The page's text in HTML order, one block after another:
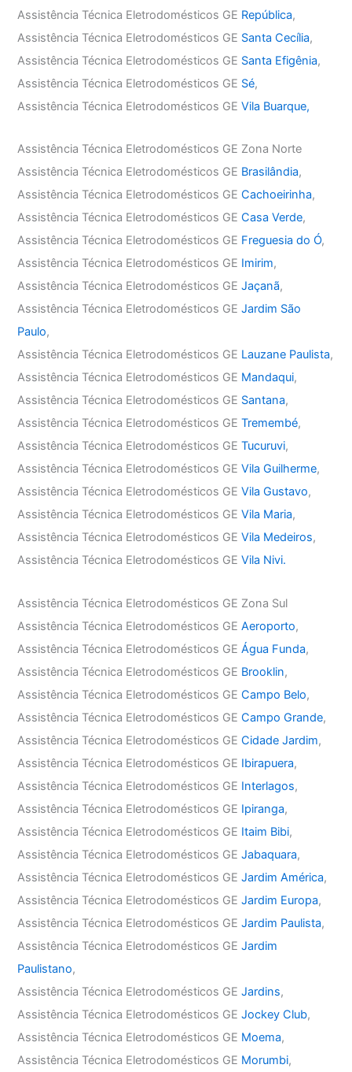
Assistência Técnica Eletrodomésticos GE República,
Assistência Técnica Eletrodomésticos GE Santa Cecília,
Assistência Técnica Eletrodomésticos GE Santa Efigênia,
Assistência Técnica Eletrodomésticos GE Sé,
Assistência Técnica Eletrodomésticos GEVila Buarque,
Assistência Técnica Eletrodomésticos GE Zona Norte
Assistência Técnica Eletrodomésticos GE Brasilândia,
Assistência Técnica Eletrodomésticos GECachoeirinha,
Assistência Técnica Eletrodomésticos GECasa Verde,
Assistência Técnica Eletrodomésticos GE Freguesia do Ó,
Assistência Técnica Eletrodomésticos GE Imirim,
Assistência Técnica Eletrodomésticos GEJaçanã,
Assistência Técnica Eletrodomésticos GEJardim São
Paulo,
Assistência Técnica Eletrodomésticos GE Lauzane Paulista,
Assistência Técnica Eletrodomésticos GE Mandaqui,
Assistência Técnica Eletrodomésticos GE Santana,
Assistência Técnica Eletrodomésticos GETremembé,
Assistência Técnica Eletrodomésticos GETucuruvi,
Assistência Técnica Eletrodomésticos GEVila Guilherme,
Assistência Técnica Eletrodomésticos GEVila Gustavo,
Assistência Técnica Eletrodomésticos GEVila Maria,
Assistência Técnica Eletrodomésticos GEVila Medeiros,
Assistência Técnica Eletrodomésticos GEVila Nivi.
Assistência Técnica Eletrodomésticos GE Zona Sul
Assistência Técnica Eletrodomésticos GEAeroporto,
Assistência Técnica Eletrodomésticos GEÁgua Funda,
Assistência Técnica Eletrodomésticos GE Brooklin,
Assistência Técnica Eletrodomésticos GECampo Belo,
Assistência Técnica Eletrodomésticos GECampo Grande,
Assistência Técnica Eletrodomésticos GECidade Jardim,
Assistência Técnica Eletrodomésticos GE Ibirapuera,
Assistência Técnica Eletrodomésticos GE Interlagos,
Assistência Técnica Eletrodomésticos GE Ipiranga,
Assistência Técnica Eletrodomésticos GE Itaim Bibi,
Assistência Técnica Eletrodomésticos GEJabaquara,
Assistência Técnica Eletrodomésticos GEJardim América,
Assistência Técnica Eletrodomésticos GEJardim Europa,
Assistência Técnica Eletrodomésticos GEJardim Paulista,
Assistência Técnica Eletrodomésticos GEJardim
Paulistano,
Assistência Técnica Eletrodomésticos GEJardins,
Assistência Técnica Eletrodomésticos GEJockey Club,
Assistência Técnica Eletrodomésticos GE Moema,
Assistência Técnica Eletrodomésticos GE Morumbi,